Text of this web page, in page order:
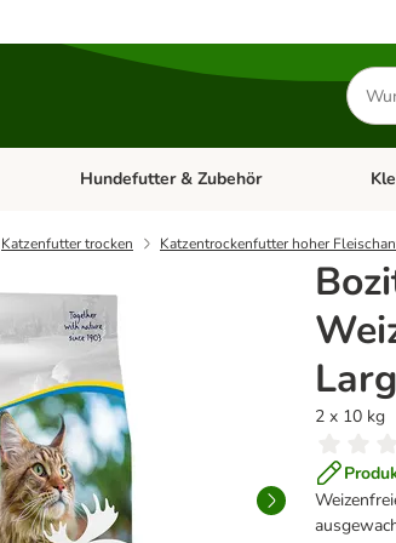
Kategorie-Menü öffnen: Katzenfutter &
Hundefutter & Zubehör
Katzenfutter trocken Katzentrockenfutter hoher
2 x 10 kg